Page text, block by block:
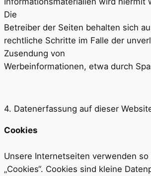
Die
Betreiber der Seiten behalten sich
rechtliche Schritte im Falle der
Zusendung von
Werbeinformationen, etwa durch
4. Datenerfassung auf dieser
Cookies
Unsere Internetseiten verwenden so
„Cookies“. Cookies sind kleine